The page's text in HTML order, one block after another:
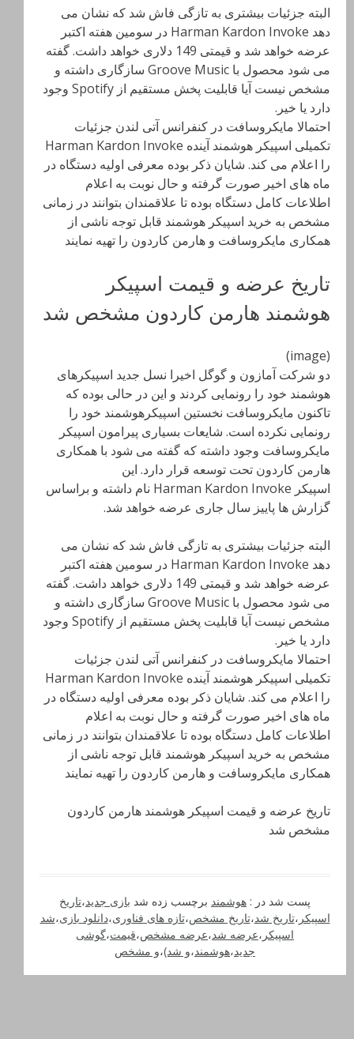
البته جزئیات بیشتری به تازگی فاش شد که نشان می
دهد Harman Kardon Invoke در سومین هفته اکتبر
عرضه خواهد شد و قیمتی 149 دلاری خواهد داشت. گفته
می شود محصول با Groove Music سازگاری داشته و
مشخص نیست آیا قابلیت پخش مستقیم از Spotify وجود
دارد یا خیر.
احتمالا مایکروسافت در کنفرانس آتی لندن جزئیات
تکمیلی اسپیکر هوشمند آینده Harman Kardon Invoke
را اعلام می کند. شایان ذکر بوده معرفی اولیه دستگاه در
ماه های اخیر صورت گرفته و حال نوبت به اعلام
اطلاعات کامل دستگاه بوده تا علاقمندان بتوانند در زمانی
مشخص به خرید اسپیکر هوشمند قابل توجه ناشی از
همکاری مایکروسافت و هارمن کاردون را تهیه نمایند
تاریخ عرضه و قیمت اسپیکر
هوشمند هارمن کاردون مشخص شد
(image)
دو شرکت آمازون و گوگل اخیرا نسل جدید اسپیکرهای
هوشمند خود را رونمایی کردند و این در حالی بوده که
تاکنون مایکروسافت نخستین اسپیکرهوشمند خود را
رونمایی نکرده است. شایعات بسیاری پیرامون اسپیکر
مایکروسافت وجود داشته که گفته می شود با همکاری
هارمن کاردون تحت توسعه قرار دارد. این
اسپیکر Harman Kardon Invoke نام داشته و براساس
گزارش ها پاییز سال جاری عرضه خواهد شد.
البته جزئیات بیشتری به تازگی فاش شد که نشان می
دهد Harman Kardon Invoke در سومین هفته اکتبر
عرضه خواهد شد و قیمتی 149 دلاری خواهد داشت. گفته
می شود محصول با Groove Music سازگاری داشته و
مشخص نیست آیا قابلیت پخش مستقیم از Spotify وجود
دارد یا خیر.
احتمالا مایکروسافت در کنفرانس آتی لندن جزئیات
تکمیلی اسپیکر هوشمند آینده Harman Kardon Invoke
را اعلام می کند. شایان ذکر بوده معرفی اولیه دستگاه در
ماه های اخیر صورت گرفته و حال نوبت به اعلام
اطلاعات کامل دستگاه بوده تا علاقمندان بتوانند در زمانی
مشخص به خرید اسپیکر هوشمند قابل توجه ناشی از
همکاری مایکروسافت و هارمن کاردون را تهیه نمایند
تاریخ عرضه و قیمت اسپیکر هوشمند هارمن کاردون
مشخص شد
پست شد در : هوشمند برچسب زده شد بازی جدید،تاریخ
اسپیکر ،تاریخ شد،تاریخ مشخص،تازه های فناوری،دانلود بازی،شد
اسپیکر ،عرضه شد،عرضه مشخص،قیمت،گوشی
جدید،هوشمند،و شد)،و مشخص